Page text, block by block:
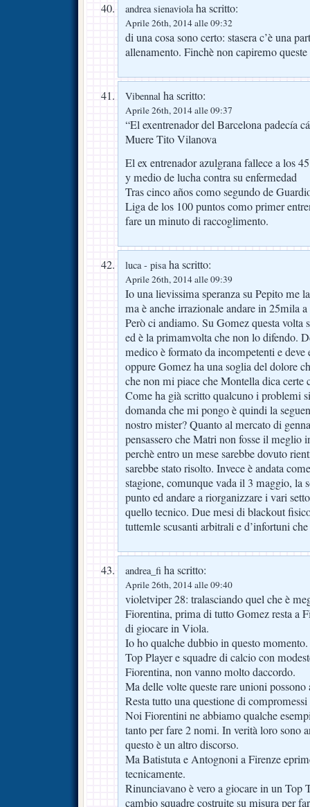
andrea sienaviolaha scritto:
Aprile 26th, 2014 alle 09:32
di una cosa sono certo: stasera c’è una
allenamento. Finchè non capiremo
Vibennal ha scritto:
Aprile 26th, 2014 alle 09:37
“El exentrenador del Barcelona padecía
Muere Tito Vilanova
El ex entrenador azulgrana fallece a los
y medio de lucha contra su enfermedad
Tras cinco años como segundo de
Liga de los 100 puntos como primer
fare un minuto di raccoglimento.
luca - pisaha scritto:
Aprile 26th, 2014 alle 09:39
Io una lievissima speranza su Pepito me
ma è anche irrazionale andare in 25mila
Però ci andiamo. Su Gomez questa volta
ed è la primamvolta che non lo difendo.
medico è formato da incompetenti e deve
oppure Gomez ha una soglia del dolore
che non mi piace che Montella dica certe
Come ha già scritto qualcuno i problemi
domanda che mi pongo è quindi la
nostro mister? Quanto al mercato di
pensassero che Matri non fosse il meglio
perchè entro un mese sarebbe dovuto
sarebbe stato risolto. Invece è andata
stagione, comunque vada il 3 maggio, la
punto ed andare a riorganizzare i vari
quello tecnico. Due mesi di blackout
tuttemle scusanti arbitrali e d’infortuni
andrea_fi ha scritto:
Aprile 26th, 2014 alle 09:40
violetviper 28: tralasciando quel che è
Fiorentina, prima di tutto Gomez resta a
di giocare in Viola.
Io ho qualche dubbio in questo momento.
Top Player e squadre di calcio con
Fiorentina, non vanno molto daccordo.
Ma delle volte queste rare unioni possono
Resta tutto una questione di
Noi Fiorentini ne abbiamo qualche
tanto per fare 2 nomi. In verità loro sono
questo è un altro discorso.
Ma Batistuta e Antognoni a Firenze
tecnicamente.
Rinunciavano è vero a giocare in un Top
cambio squadre costruite su misura per